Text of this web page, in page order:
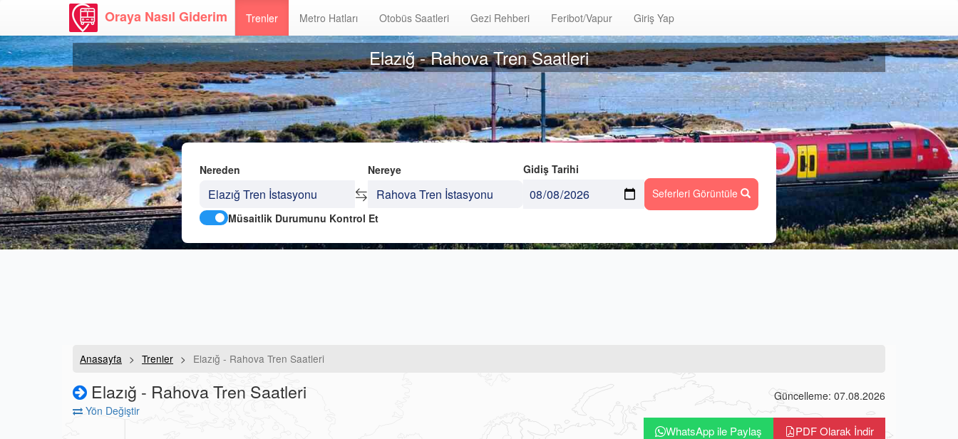
Oraya Nasıl Giderim Trenler Metro Hatları Otobüs Saatleri Gezi Rehberi Feribot/Vapur Giriş Yap
Elazığ - Rahova Tren Saatleri
Nereden Nereye
Gidiş Tarihi
Seferleri Görüntüle
Müsaitlik Durumunu Kontrol Et
Anasayfa Trenler Elazığ - Rahova Tren Saatleri
Elazığ - Rahova Tren Saatleri
Yön Değiştir
Güncelleme: 07.08.2026
WhatsApp ile Paylaş PDF Olarak İndir